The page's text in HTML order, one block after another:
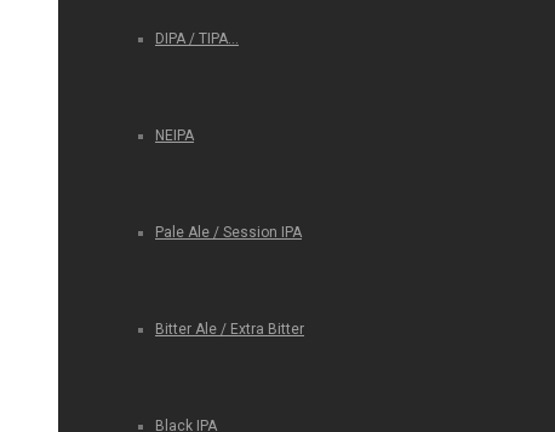
DIPA / TIPA…
NEIPA
Pale Ale / Session IPA
Bitter Ale / Extra Bitter
Black IPA